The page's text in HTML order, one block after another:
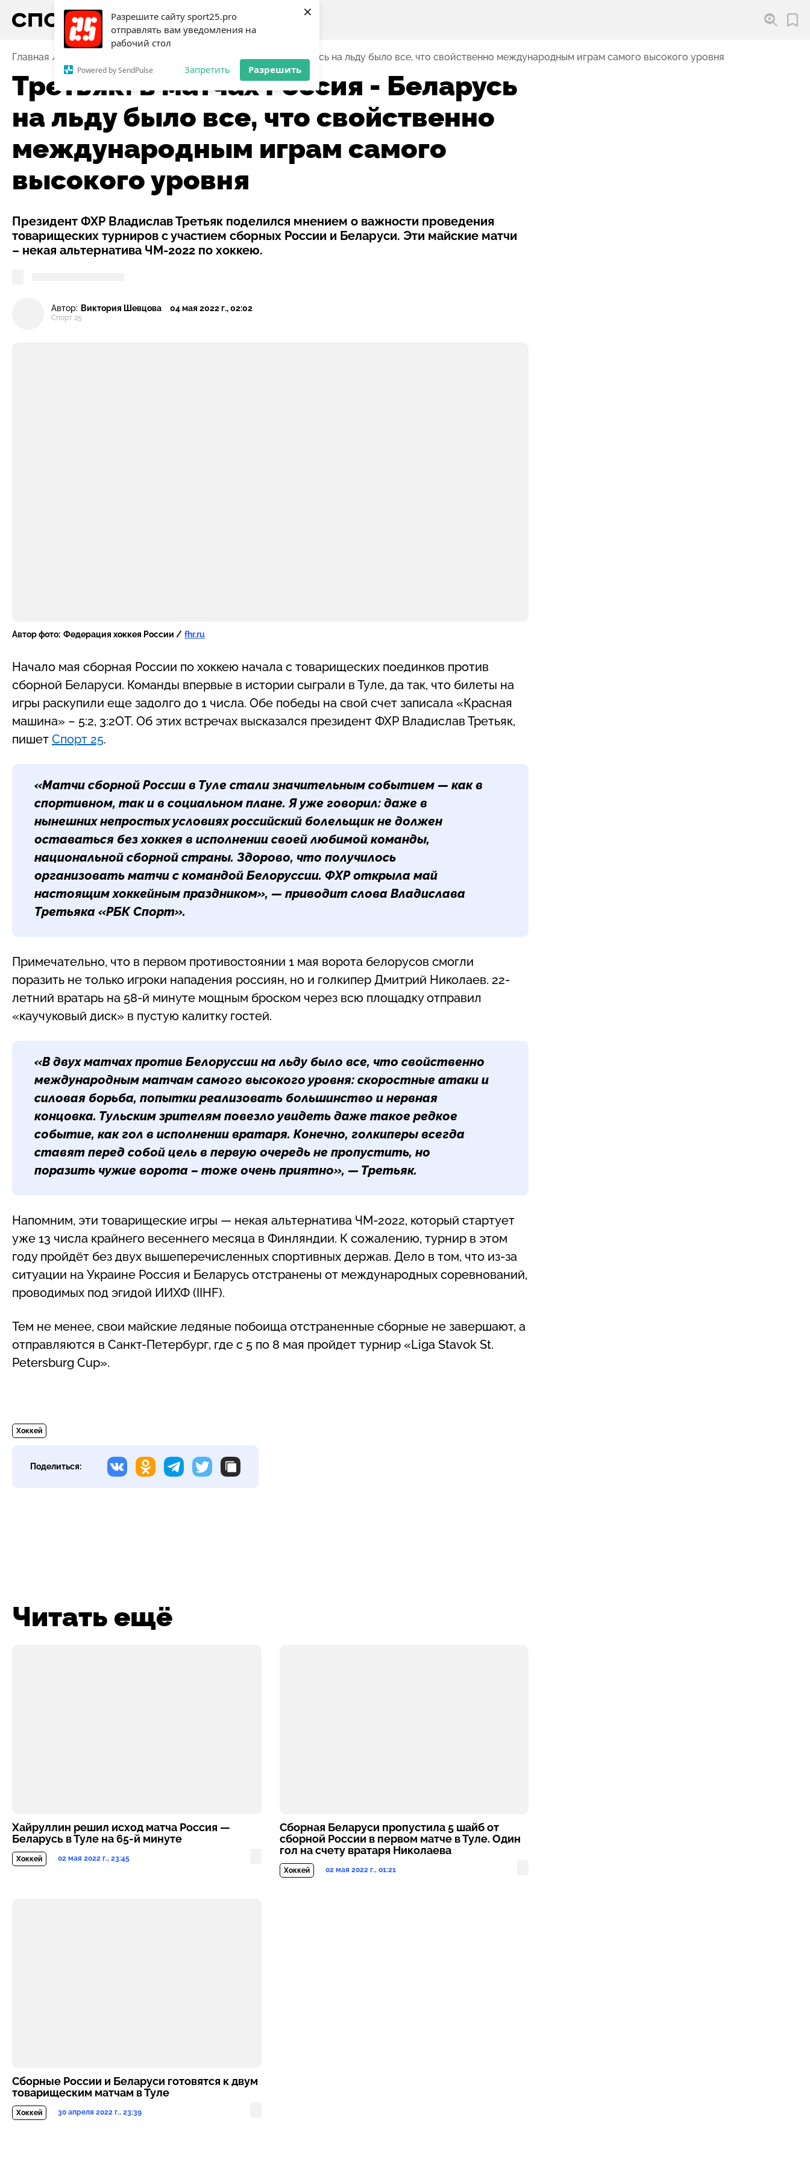
Разрешите сайту sport25.pro
отправлять вам уведомления на
рабочий стол
Powered by SendPulse Запретить Разрешить
×
Главная Третьяк: в матчах Россия - Беларусь на льду было все, что свойственно международным играм самого высокого уровня
Третьяк: в матчах Россия - Беларусь
на льду было все, что свойственно
международным играм самого
высокого уровня
Президент ФХР Владислав Третьяк поделился мнением о важности проведения
товарищеских турниров с участием сборных России и Беларуси. Эти майские матчи
– некая альтернатива ЧМ-2022 по хоккею.
Автор: Виктория Шевцова
Спорт 25
04 мая 2022 г., 02:02
Автор фото: Федерация хоккея России / fhr.ru
Начало мая сборная России по хоккею начала с товарищеских поединков против
сборной Беларуси. Команды впервые в истории сыграли в Туле, да так, что билеты на
игры раскупили еще задолго до 1 числа. Обе победы на свой счет записала «Красная
машина» – 5:2, 3:2ОТ. Об этих встречах высказался президент ФХР Владислав Третьяк,
пишет Спорт 25.
«Матчи сборной России в Туле стали значительным событием — как в
спортивном, так и в социальном плане. Я уже говорил: даже в
нынешних непростых условиях российский болельщик не должен
оставаться без хоккея в исполнении своей любимой команды,
национальной сборной страны. Здорово, что получилось
организовать матчи с командой Белоруссии. ФХР открыла май
настоящим хоккейным праздником», — приводит слова Владислава
Третьяка «РБК Спорт».
Примечательно, что в первом противостоянии 1 мая ворота белорусов смогли
поразить не только игроки нападения россиян, но и голкипер Дмитрий Николаев. 22-
летний вратарь на 58-й минуте мощным броском через всю площадку отправил
«каучуковый диск» в пустую калитку гостей.
«В двух матчах против Белоруссии на льду было все, что свойственно
международным матчам самого высокого уровня: скоростные атаки и
силовая борьба, попытки реализовать большинство и нервная
концовка. Тульским зрителям повезло увидеть даже такое редкое
событие, как гол в исполнении вратаря. Конечно, голкиперы всегда
ставят перед собой цель в первую очередь не пропустить, но
поразить чужие ворота – тоже очень приятно», — Третьяк.
Напомним, эти товарищеские игры — некая альтернатива ЧМ-2022, который стартует
уже 13 числа крайнего весеннего месяца в Финляндии. К сожалению, турнир в этом
году пройдёт без двух вышеперечисленных спортивных держав. Дело в том, что из-за
ситуации на Украине Россия и Беларусь отстранены от международных соревнований,
проводимых под эгидой ИИХФ (IIHF).
Тем не менее, свои майские ледяные побоища отстраненные сборные не завершают, а
отправляются в Санкт-Петербург, где с 5 по 8 мая пройдет турнир «Liga Stavok St.
Petersburg Cup».
Хоккей
Поделиться:
Читать ещё
Хайруллин решил исход матча Россия —
Беларусь в Туле на 65-й минуте
Хоккей 02 мая 2022 г., 23:45
Сборная Беларуси пропустила 5 шайб от
сборной России в первом матче в Туле. Один
гол на счету вратаря Николаева
Хоккей 02 мая 2022 г., 01:21
Сборные России и Беларуси готовятся к двум
товарищеским матчам в Туле
Хоккей 30 апреля 2022 г., 23:39